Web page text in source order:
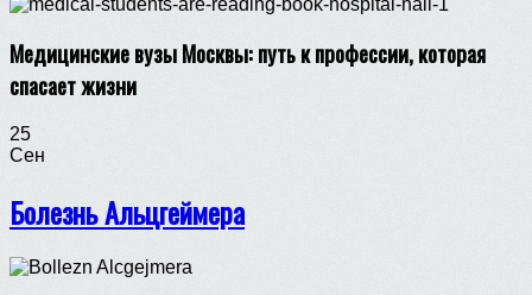
Медицинские вузы Москвы: путь к профессии, которая
спасает жизни
25
Сен
Болезнь Альцгеймера